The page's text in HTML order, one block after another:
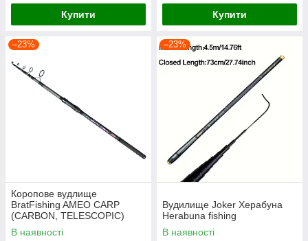
Купити Купити
–23%
Коропове вудлище
BratFishing AMEO CARP
(CARBON, TELESCOPIC)
3.00 m / 120-220 g.
В наявності
–23%
Вудилище Joker Херабуна
Herabuna fishing
В наявності